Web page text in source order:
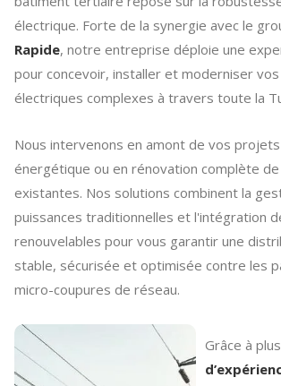
électrique. Forte de la synergie avec le
Rapide, notre entreprise déploie une
pour concevoir, installer et moderniser
électriques complexes à travers toute la
Nous intervenons en amont de vos
énergétique ou en rénovation complète
existantes. Nos solutions combinent la
puissances traditionnelles et l'intégration
renouvelables pour vous garantir une
stable, sécurisée et optimisée contre les
micro-coupures de réseau.
Grâce à